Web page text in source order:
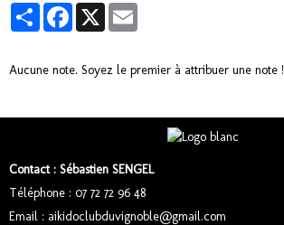
PartagerFacebook
X
Aucune note. Soyez le premier à attribuer une note !
Contact : Sébastien SENGEL
Téléphone : 07 72 72 96 48
Email : aikidoclubduvignoble@gmail.com